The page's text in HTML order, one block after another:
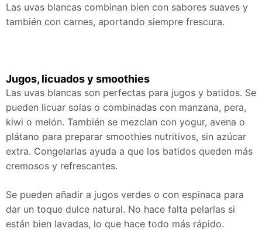
Las uvas blancas combinan bien con sabores suaves y
también con carnes, aportando siempre frescura.
Jugos, licuados y smoothies
Las uvas blancas son perfectas para jugos y batidos. Se
pueden licuar solas o combinadas con manzana, pera,
kiwi o melón. También se mezclan con yogur, avena o
plátano para preparar smoothies nutritivos, sin azúcar
extra. Congelarlas ayuda a que los batidos queden más
cremosos y refrescantes.
Se pueden añadir a jugos verdes o con espinaca para
dar un toque dulce natural. No hace falta pelarlas si
están bien lavadas, lo que hace todo más rápido.